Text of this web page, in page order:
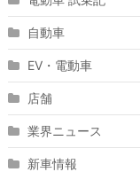
自動車
EV・電動車
店舗
業界ニュース
新車情報